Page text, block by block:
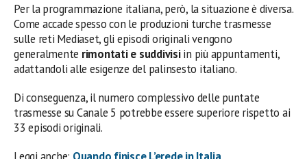
Per la programmazione italiana, però, la situazione è diversa.
Come accade spesso con le produzioni turche trasmesse
sulle reti Mediaset, gli episodi originali vengono
generalmente rimontati e suddivisiin più appuntamenti,
adattandoli alle esigenze del palinsesto italiano.
Di conseguenza, il numero complessivo delle puntate
trasmesse su Canale 5 potrebbe essere superiore rispetto ai
33 episodi originali.
Leggi anche: Quando finisce L’erede in Italia